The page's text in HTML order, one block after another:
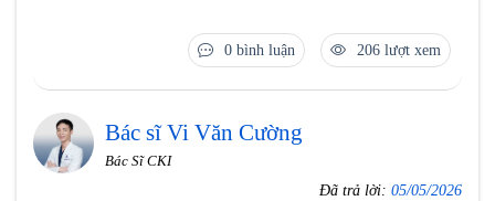
0 bình luận 206 lượt xem
Bác sĩ Vi Văn Cường
Bác Sĩ CKI
Đã trả lời: 05/05/2026